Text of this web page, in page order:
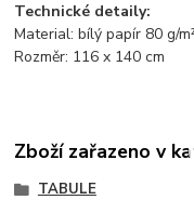
Technické detaily:
Material: bílý papír 80 g/
Rozměr: 116 x 140 cm
Zboží zařazeno v
TABULE